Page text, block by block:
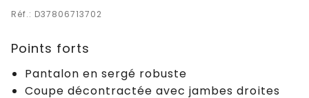
Réf.: D37806713702
Points forts
Pantalon en sergé robuste
Coupe décontractée avec jambes droites